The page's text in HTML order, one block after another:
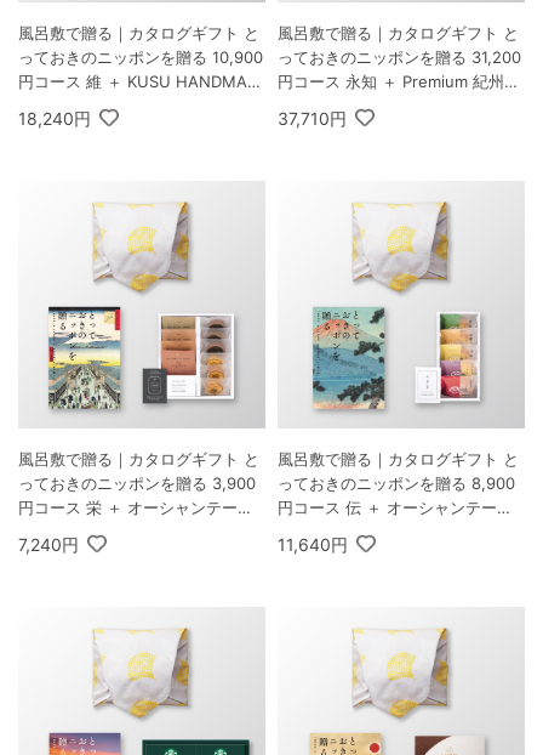
風呂敷で贈る｜カタログギフト と
っておきのニッポンを贈る 10,900
円コース 維 ＋ KUSU HANDMAD
E くすのきアロマ バスギフトセッ
ト C
18,240円
風呂敷で贈る｜カタログギフト と
っておきのニッポンを贈る 31,200
円コース 永知 ＋ Premium 紀州南
高梅＆日本茶セットF
37,710円
風呂敷で贈る｜カタログギフト と
っておきのニッポンを贈る 3,900
円コース 栄 ＋ オーシャンテール
Speciality Coffee＆バームセット
A
7,240円
風呂敷で贈る｜カタログギフト と
っておきのニッポンを贈る 8,900
円コース 伝 ＋ オーシャンテール
極バームセット A
11,640円